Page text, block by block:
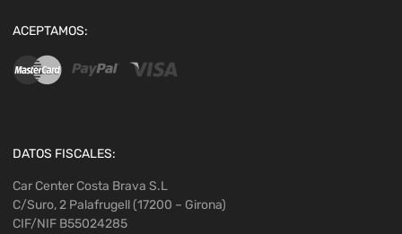
ACEPTAMOS:
DATOS FISCALES:
Car Center Costa Brava S.L
C/Suro, 2 Palafrugell (17200 – Girona)
CIF/NIF B55024285